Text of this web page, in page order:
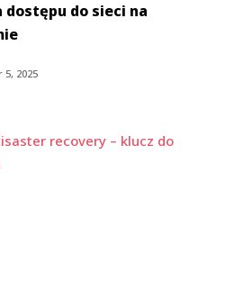
dostępu do sieci na
5, 2025